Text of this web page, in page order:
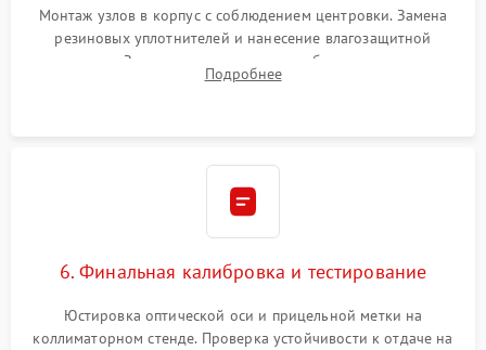
Монтаж узлов в корпус с соблюдением центровки. Замена
резиновых уплотнителей и нанесение влагозащитной
смазки. Заполнение внутреннего объема прицела
осушенным азотом для предотвращения запотевания оптики
Подробнее
6. Финальная калибровка и тестирование
Юстировка оптической оси и прицельной метки на
коллиматорном стенде. Проверка устойчивости к отдаче на